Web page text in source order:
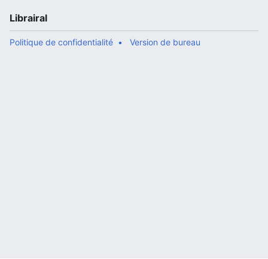
Librairal
Politique de confidentialité Version de bureau